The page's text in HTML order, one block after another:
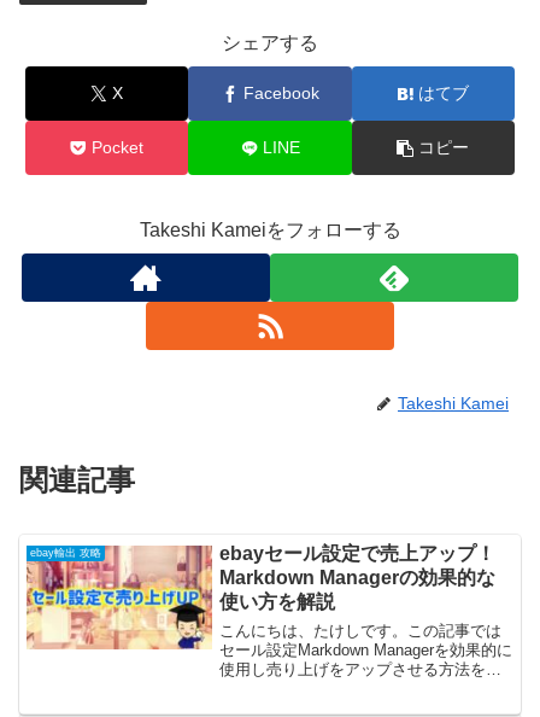
シェアする
X Facebook はてブ
Pocket LINE コピー
Takeshi Kameiをフォローする
Takeshi Kamei
関連記事
ebay輸出 攻略
ebayセール設定で売上アップ！
Markdown Managerの効果的な
使い方を解説
こんにちは、たけしです。この記事では
セール設定Markdown Managerを効果的に
使用し売り上げをアップさせる方法を解